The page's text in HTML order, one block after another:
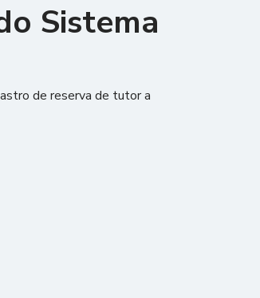
Sistema
de reserva de tutor a